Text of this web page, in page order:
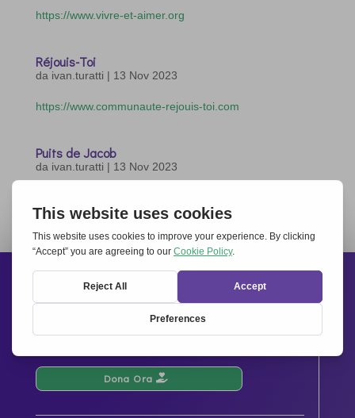
https://www.vivre-et-aimer.org
Réjouis-Toi
da ivan.turatti | 13 Nov 2023
https://www.communaute-rejouis-toi.com
Puits de Jacob
da ivan.turatti | 13 Nov 2023
« Post precedenti
Sostienici
Le tue donazioni contribuiranno alle manifestazioni,
le attività, l’operatività e la diffusione dello spirito di
Insieme per l’Europa.
Dona Ora